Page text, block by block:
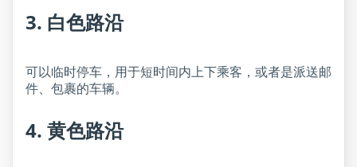
3. 白色路沿
可以临时停车，用于短时间内上下乘客，或者是派送邮
件、包裹的车辆。
4. 黄色路沿